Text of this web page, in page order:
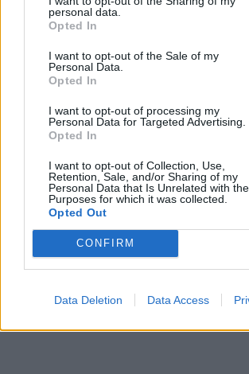
personal data.
Opted In
I want to opt-out of the Sale of my
Personal Data.
Opted In
I want to opt-out of processing my
Personal Data for Targeted Advertising.
Opted In
I want to opt-out of Collection, Use,
Retention, Sale, and/or Sharing of my
Personal Data that Is Unrelated with the
Purposes for which it was collected.
Opted Out
CONFIRM
Data Deletion Data Access
Komentuoti po šiuo straipsniu
Komentuoti gali tik Lrytas
Prisijunkite prie registruotų vartotojų
bendruomenės ir bendraukite
Prisijungti